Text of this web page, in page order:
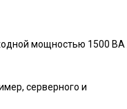
мощностью 1500 ВА
серверного и